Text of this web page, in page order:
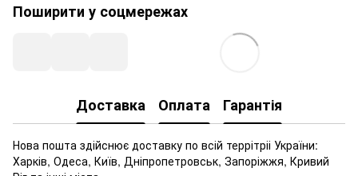
Поширити у соцмережах
Доставка Оплата Гарантія
Нова пошта здійснює доставку по всій террітріі України:
Харків, Одеса, Київ, Дніпропетровськ, Запоріжжя, Кривий